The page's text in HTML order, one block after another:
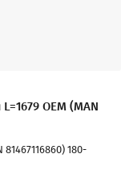
OEM (MAN
180-